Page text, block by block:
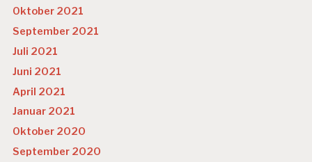
Oktober 2021
September 2021
Juli 2021
Juni 2021
April 2021
Januar 2021
Oktober 2020
September 2020